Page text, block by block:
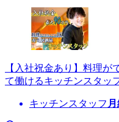
【入社祝金あり】料理
て働けるキッチンスタッ
キッチンスタッフ